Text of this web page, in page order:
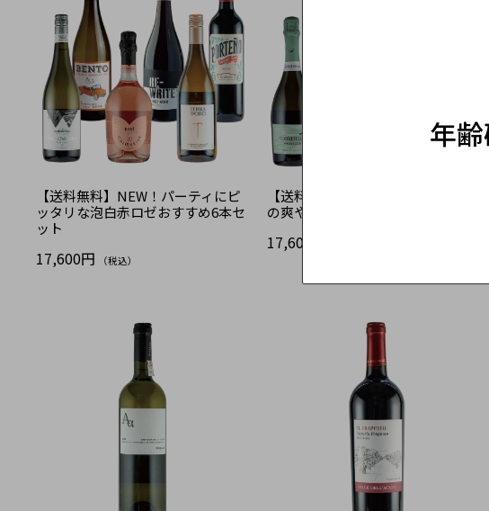
【送料無料】NEW！パーティにピ
ッタリな泡白赤ロゼおすすめ6本セ
ット
17,600円 （税込）
【送料無料】NEW！夏におすすめ
の爽やか泡白6本セット
17,600円
年